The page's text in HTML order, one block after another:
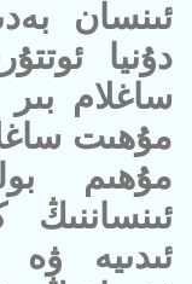
ئىنسان
دۇنيا
ساغلام بىر
مۇھىت
مۇھىم
ئىدىيە ۋە